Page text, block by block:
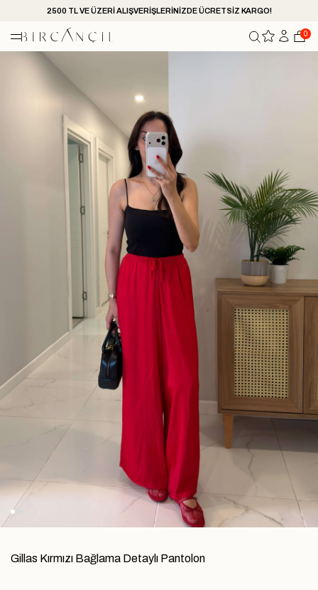
2500 TL VE ÜZERİ ALIŞVERİŞLERİNİZDE ÜCRETSİZ KARGO!
0
Gillas Kırmızı Bağlama Detaylı Pantolon